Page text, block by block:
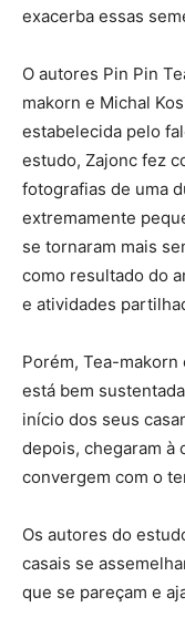
exacerba essas
O autores Pin Pin
makorn e Michal
estabelecida pelo
estudo, Zajonc fez
fotografias de uma
extremamente
se tornaram mais
como resultado do
e atividades
Porém, Tea-makorn
está bem
início dos seus
depois, chegaram à
convergem com o
Os autores do
casais se
que se pareçam e